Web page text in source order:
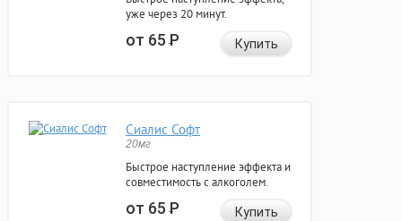
уже через 20 минут.
от 65Р Купить
Сиалис Софт
20мг
Быстрое наступление эффекта и
совместимость с алкоголем.
от 65Р Купить